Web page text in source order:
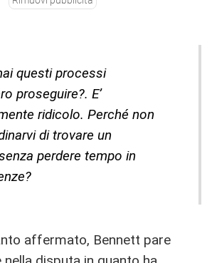
questi processi
proseguire?. E’
ridicolo. Perché non
di trovare un
perdere tempo in
affermato, Bennett pare